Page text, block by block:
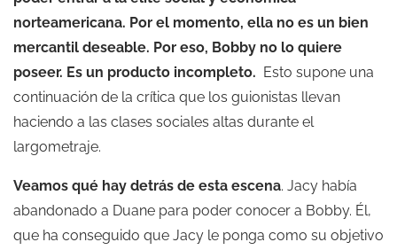
norteamericana. Por el momento, ella no es un bien
mercantil deseable. Por eso, Bobby no lo quiere
poseer. Es un producto incompleto. Esto supone una
continuación de la crítica que los guionistas llevan
haciendo a las clases sociales altas durante el
largometraje.
Veamos qué hay detrás de esta escena. Jacy había
abandonado a Duane para poder conocer a Bobby. Él,
que ha conseguido que Jacy le ponga como su objetivo